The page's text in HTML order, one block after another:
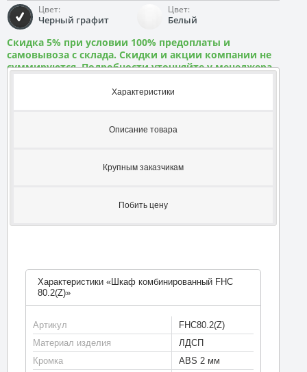
Цвет:
Черный графит
Цвет:
Белый
Скидка 5% при условии 100% предоплаты и
самовывоза с склада. Скидки и акции компании не
суммируются. Подробности уточняйте у менеджера
Характеристики
Описание товара
Крупным заказчикам
Побить цену
Характеристики «Шкаф комбинированный FHC
80.2(Z)»
Артикул
FHC80.2(Z)
Материал изделия
ЛДСП
Кромка
ABS 2 мм